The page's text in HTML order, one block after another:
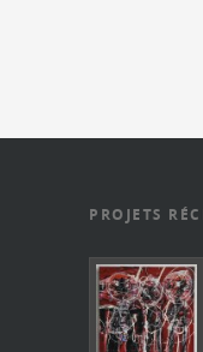
PROJETS